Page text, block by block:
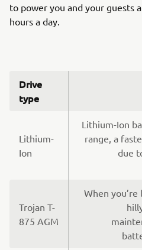
to power you and your guests
hours a day.
Drive
type
Lithium-
Ion
Lithium-Ion
range, a
due
Trojan T-
875 AGM
When